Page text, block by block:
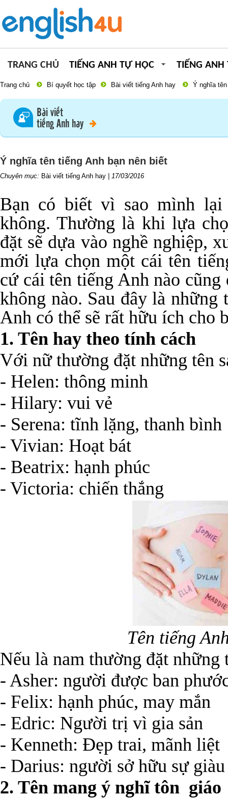
TRANG CHỦ TIẾNG ANH TỰ HỌC TIẾNG ANH
Trang chủ Bí quyết học tập Bài viết tiếng Anh hay Ý nghĩa
Bài viết
tiếng Anh hay
Ý nghĩa tên tiếng Anh bạn nên biết
Chuyên mục: Bài viết tiếng Anh hay 17/03/2016
Bạn có biết vì sao mình
không. Thường là khi lựa
đặt sẽ dựa vào nghề nghiệp,
mới lựa chọn một cái tên
cứ cái tên tiếng Anh nào
không nào. Sau đây là
Anh có thể sẽ rất hữu ích cho
1. Tên hay theo tính cách
Với nữ thường đặt những tên
- Helen: thông minh
- Hilary: vui vẻ
- Serena: tĩnh lặng, thanh bình
- Vivian: Hoạt bát
- Beatrix: hạnh phúc
- Victoria: chiến thắng
Tên tiếng
Nếu là nam thường đặt những
- Asher: người được ban
- Felix: hạnh phúc, may mắn
- Edric: Người trị vì gia sản
- Kenneth: Đẹp trai, mãnh liệt
- Darius: người sở hữu sự
2. Tên mang ý nghĩ tôn giáo